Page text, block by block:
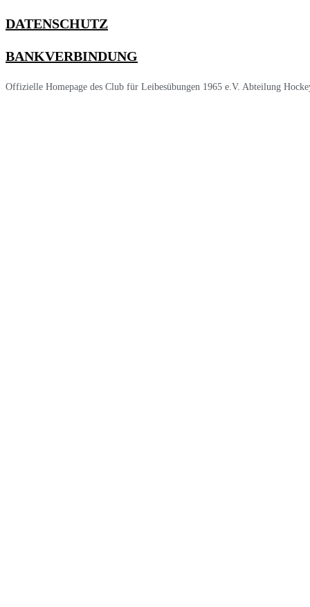
DATENSCHUTZ
BANKVERBINDUNG
Offizielle Homepage des Club für Leibesübungen 1965 e.V. Abteilung